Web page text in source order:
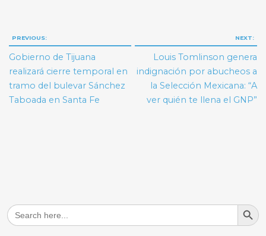
Navegación
de
entradas
PREVIOUS:
Gobierno de Tijuana
realizará cierre temporal en
tramo del bulevar Sánchez
Taboada en Santa Fe
NEXT:
Louis Tomlinson genera
indignación por abucheos a
la Selección Mexicana: “A
ver quién te llena el GNP”
Search
for:
Search